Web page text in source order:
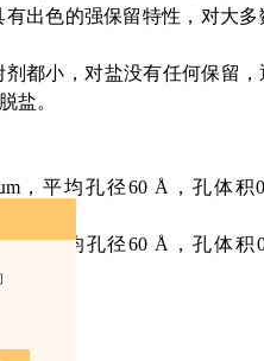
出色的强保留特性，对大多
都小，对盐没有任何保留，
盐。
，平均孔径60 Å，孔体积
，平均孔径60 Å，孔体积